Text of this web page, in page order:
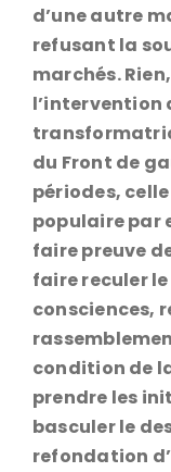
d’une autre
refusant la
marchés.
l’intervention
du Front de
périodes,
populaire par
faire preuve
faire reculer
consciences,
condition de
prendre les
basculer le
refondation